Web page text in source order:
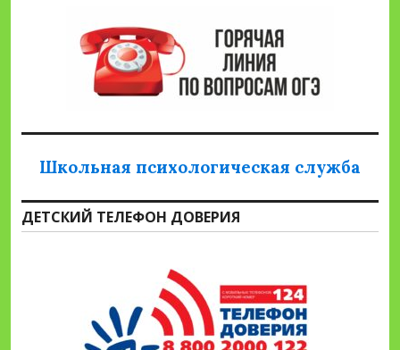
Школьная психологическая служба
ДЕТСКИЙ ТЕЛЕФОН ДОВЕРИЯ